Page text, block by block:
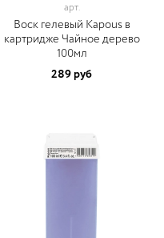
арт.
Воск гелевый Kapous в
картридже Чайное дерево
100мл
289 руб